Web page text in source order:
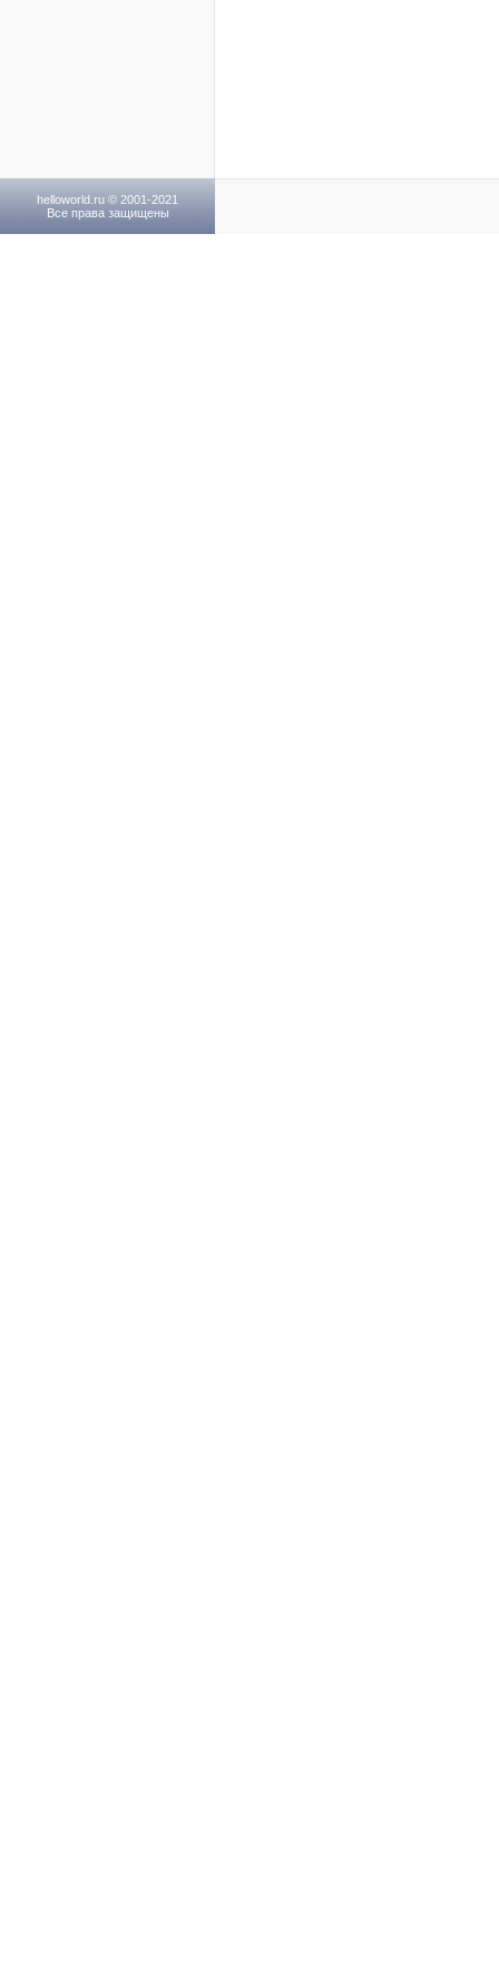
helloworld.ru © 2001-2021
Все права защищены